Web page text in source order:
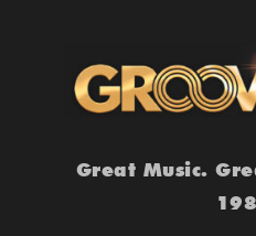
Great Music.